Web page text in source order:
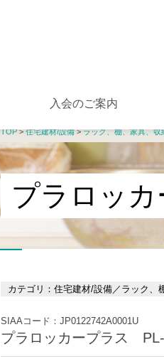
入会のご案内
TOP>住宅建材/設備>ラック、棚、家具、収
プラロッ
カテゴリ：住宅建材/設備／ラック、
SIAAコード：JP0122742A0001U
プラロッカープラス